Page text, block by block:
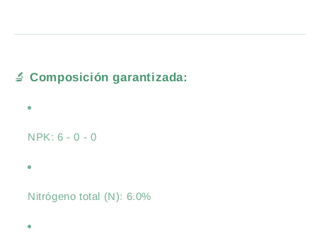
🔬Composición garantizada:
NPK: 6 - 0 - 0
Nitrógeno total (N): 6.0%